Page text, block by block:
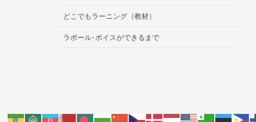
どこでもラーニング（教材）
ラポール･ボイスができるまで